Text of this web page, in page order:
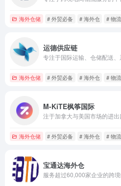
海外仓储 # 外贸必备 # 海外仓 # 物
运德供应链
海外仓储 # 外贸必备 # 海外仓 # 物
M-KiTE枫筝国际
注于加拿大与美国市场的进
海外仓储 # 外贸必备 # 海外仓 # 物
宝通达海外仓
服务超过60,000家企业的跨